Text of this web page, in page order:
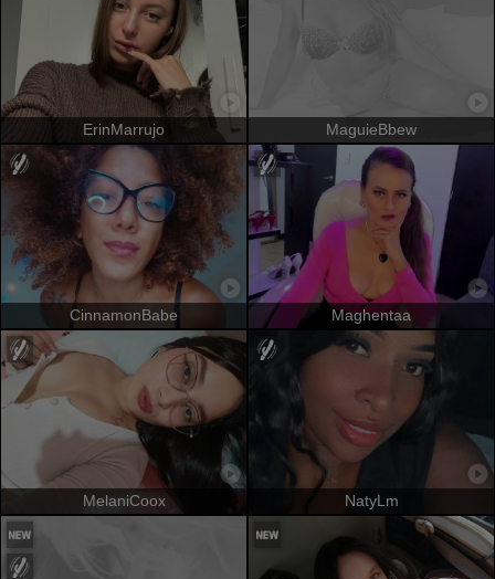
ErinMarrujo MaguieBbew
CinnamonBabe Maghentaa
MelaniCoox NatyLm